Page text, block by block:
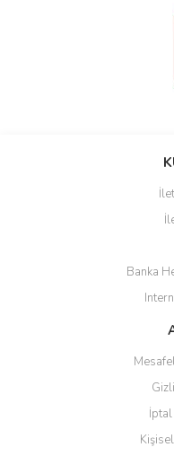
Bu
Banka
İptal